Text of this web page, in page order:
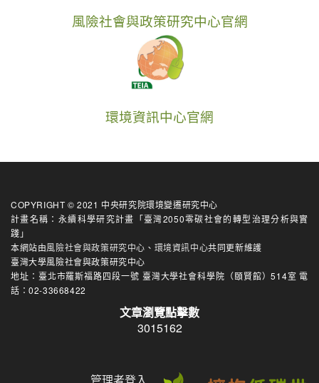
風險社會與政策研究中心官網
環境資訊中心官網
COPYRIGHT © 2021 中央研究院環境變遷研究中心
計畫名稱：永續科學研究計畫「臺灣2050零碳社會的轉型治理分析與實
踐」
本網站由風險社會與政策研究中心 、 環境資訊中心共同更新維護
臺灣大學風險社會與政策研究中心
地址：臺北市羅斯福路四段一號 臺灣大學社會科學院（頤賢館）514室 電
話：02-33668422
文章瀏覽點擊數
3015162